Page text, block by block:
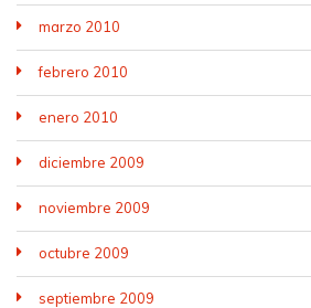
marzo 2010
febrero 2010
enero 2010
diciembre 2009
noviembre 2009
octubre 2009
septiembre 2009